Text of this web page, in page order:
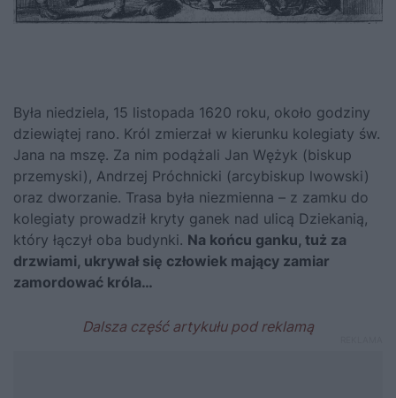
Była niedziela, 15 listopada 1620 roku, około godziny
dziewiątej rano. Król zmierzał w kierunku kolegiaty św.
Jana na mszę. Za nim podążali Jan Wężyk (biskup
przemyski), Andrzej Próchnicki (arcybiskup lwowski)
oraz dworzanie. Trasa była niezmienna – z zamku do
kolegiaty prowadził kryty ganek nad ulicą Dziekanią,
który łączył oba budynki. Na końcu ganku, tuż za
drzwiami, ukrywał się człowiek mający zamiar
zamordować króla…